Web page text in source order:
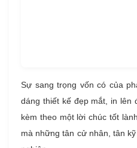
Sự sang trọng vốn có của
dáng thiết kế đẹp mắt, in lên
kèm theo một lời chúc tốt
mà những tân cử nhân, tân